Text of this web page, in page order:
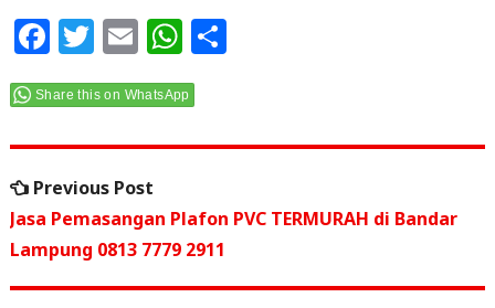
F
a
c
e
b
o
o
k
T
w
itt
e
r
E
m
ai
l
W
h
at
s
p
p
S
e
Share this on WhatsApp
Navigasi
pos
Previous PostPrevious
post:
Jasa Pemasangan Plafon PVC TERMURAH di Bandar
Lampung 0813 7779 2911